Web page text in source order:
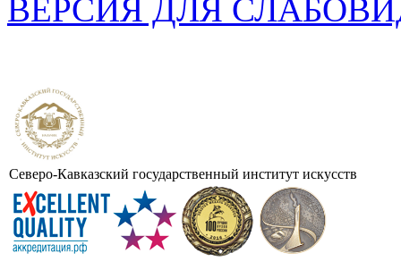
ВЕРСИЯ ДЛЯ
Северо-Кавказский государственный институт искусств